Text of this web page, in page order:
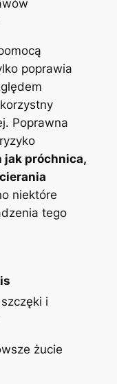
poprawia
Poprawna
jak próchnica,
niektóre
tego
i⁢
żucie